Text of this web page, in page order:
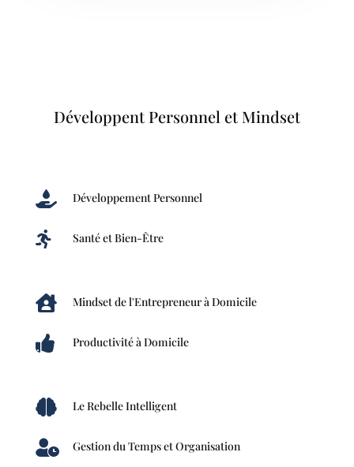
Développent Personnel et Mindset
 Développement Personnel
 Santé et Bien-Être
 Mindset de l'Entrepreneur à Domicile
 Productivité à Domicile
 Le Rebelle Intelligent
 Gestion du Temps et Organisation